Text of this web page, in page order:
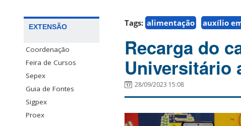
EXTENSÃO
Coordenação
Feira de Cursos
Sepex
Guia de Fontes
Sigpex
Proex
Tags: alimentação auxílio
Recarga do
Universitário
28/09/2023 15:08